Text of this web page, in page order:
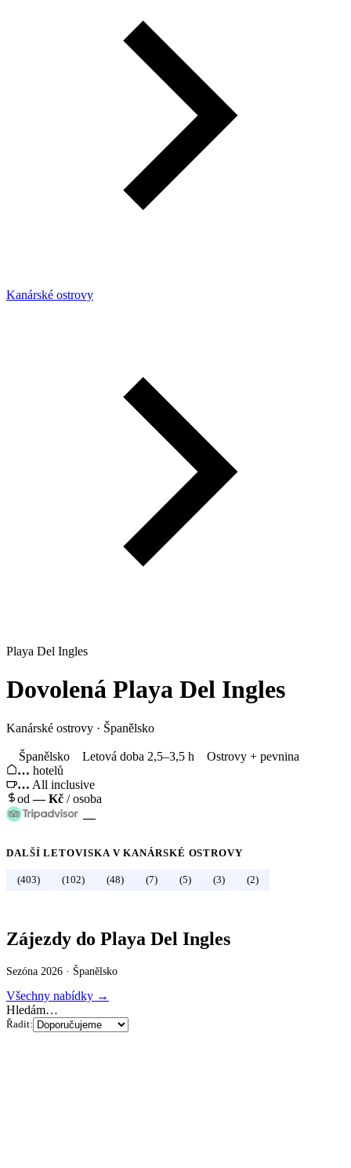
Kanárské ostrovy
Playa Del Ingles
Dovolená Playa Del Ingles
Kanárské ostrovy · Španělsko
Španělsko Letová doba 2,5–3,5 h
Ostrovy + pevnina
… hotelů
… All inclusive
od—Kč / osoba
—
DALŠÍ LETOVISKA VKANÁRSKÉ OSTROVY
(403) (102) (48) (7) (5) (3) (2)
Zájezdy do Playa Del Ingles
Sezóna 2026 · Španělsko
Všechny nabídky →
Hledám…
Řadit: